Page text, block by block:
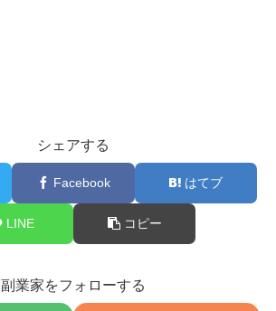
シェアする
Facebook はてブ
LINE コピー
副業家をフォローする